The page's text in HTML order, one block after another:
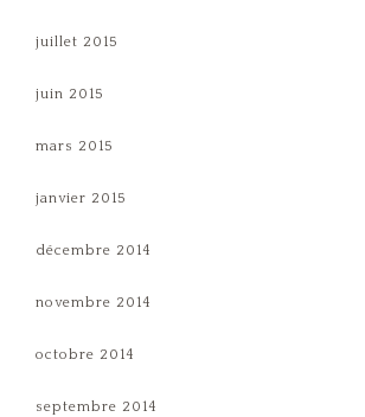
juillet 2015
juin 2015
mars 2015
janvier 2015
décembre 2014
novembre 2014
octobre 2014
septembre 2014